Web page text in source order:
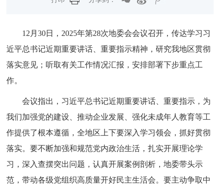
12月30日，2025年第28次地委会会议召开，传达学习习
近平总书记近期重要讲话、重要指示精神，研究我地区贯彻
落实意见；听取有关工作情况汇报，安排部署下步重点工
作。
会议指出，习近平总书记近期重要讲话、重要指示，为
我们加强党的建设、推动企业发展、强化未成年人教育等工
作提供了根本遵循，全地区上下要深入学习领会，抓好贯彻
落实。要不断加强和规范党内政治生活，扎实开展理论学
习，深入查摆突出问题，认真开展案例剖析，地委带头示
范，带动各级党组织高质量开好民主生活会。要主动争取中